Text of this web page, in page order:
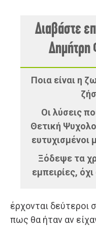
Διαβάστε
Δημήτρη
Ποια είναι η
Οι λύσεις
Θετική
ευτυχισμένοι
Ξόδεψε τα
εμπειρίες,
έρχονται δεύτεροι
πως θα ήταν αν